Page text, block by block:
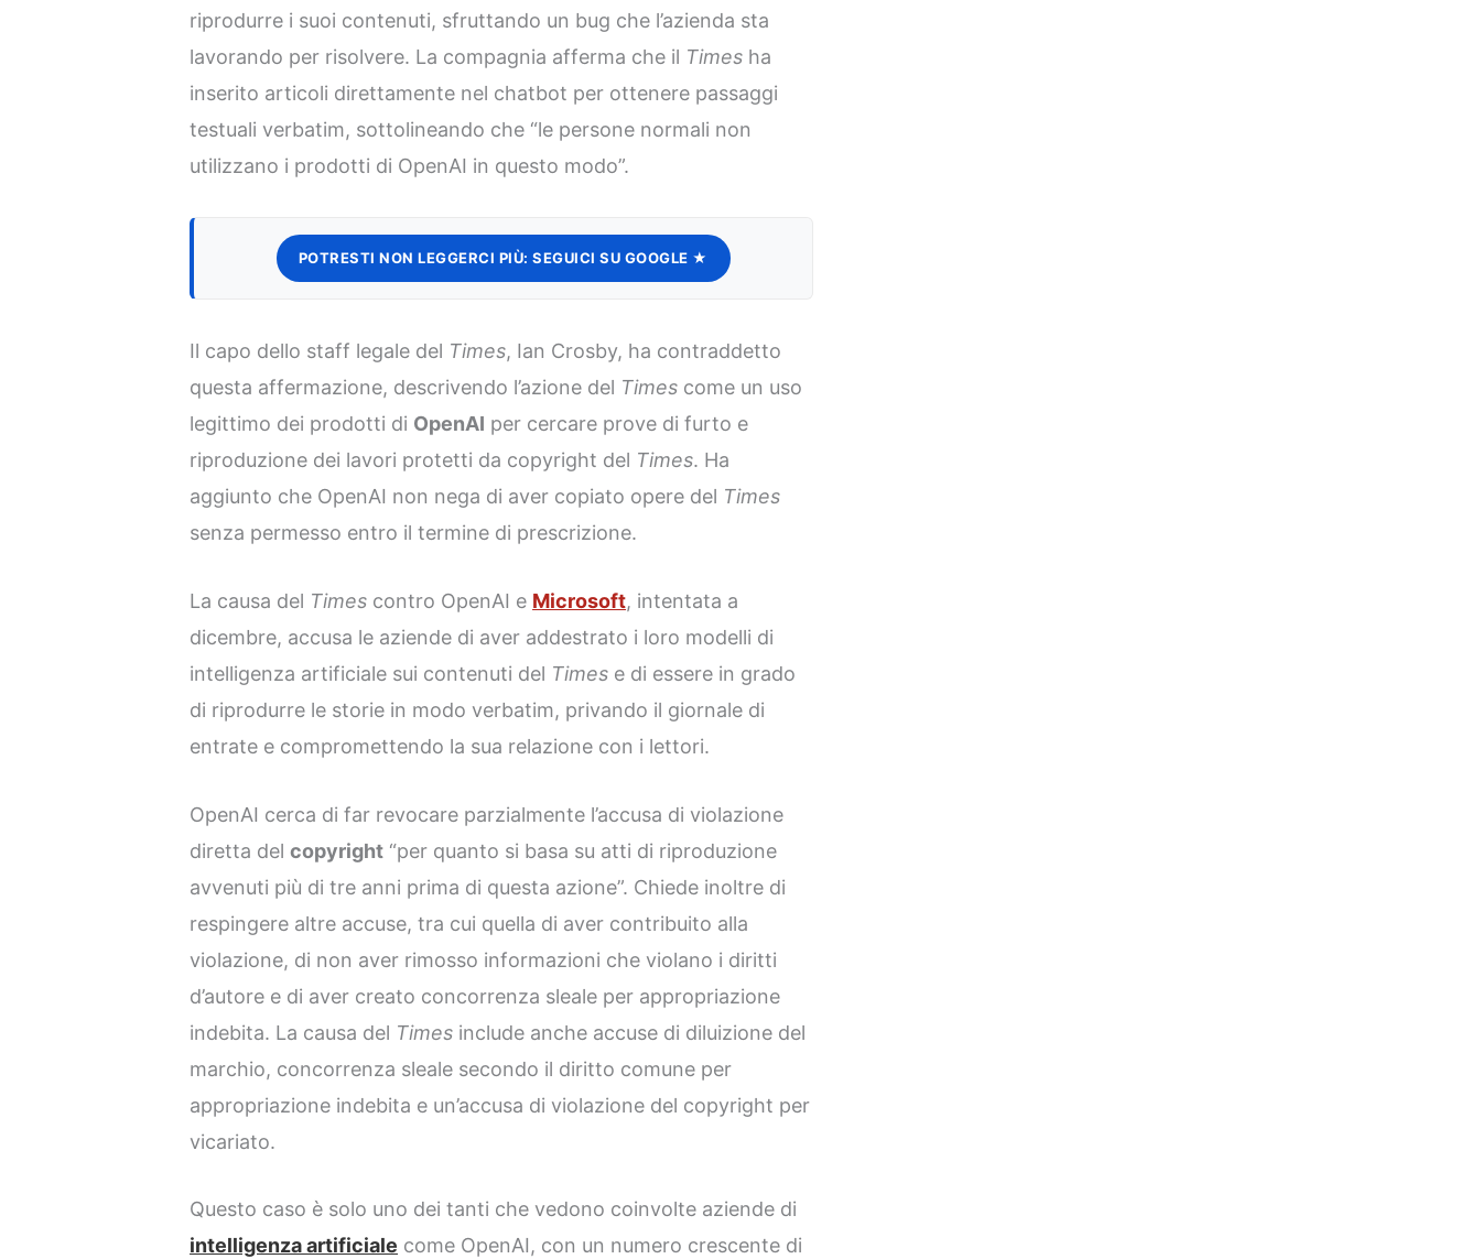
riprodurre i suoi contenuti, sfruttando un bug che l’azienda sta
lavorando per risolvere. La compagnia afferma che il Times ha
inserito articoli direttamente nel chatbot per ottenere passaggi
testuali verbatim, sottolineando che “le persone normali non
utilizzano i prodotti di OpenAI in questo modo”.
POTRESTI NON LEGGERCI PIÙ: SEGUICI SU GOOGLE ★
Il capo dello staff legale del Times, Ian Crosby, ha contraddetto
questa affermazione, descrivendo l’azione del Times come un uso
legittimo dei prodotti di OpenAI per cercare prove di furto e
riproduzione dei lavori protetti da copyright del Times. Ha
aggiunto che OpenAI non nega di aver copiato opere del Times
senza permesso entro il termine di prescrizione.
La causa del Times contro OpenAI e Microsoft, intentata a
dicembre, accusa le aziende di aver addestrato i loro modelli di
intelligenza artificiale sui contenuti del Times e di essere in grado
di riprodurre le storie in modo verbatim, privando il giornale di
entrate e compromettendo la sua relazione con i lettori.
OpenAI cerca di far revocare parzialmente l’accusa di violazione
diretta delcopyright “per quanto si basa su atti di riproduzione
avvenuti più di tre anni prima di questa azione”. Chiede inoltre di
respingere altre accuse, tra cui quella di aver contribuito alla
violazione, di non aver rimosso informazioni che violano i diritti
d’autore e di aver creato concorrenza sleale per appropriazione
indebita. La causa del Times include anche accuse di diluizione del
marchio, concorrenza sleale secondo il diritto comune per
appropriazione indebita e un’accusa di violazione del copyright per
vicariato.
Questo caso è solo uno dei tanti che vedono coinvolte aziende di
intelligenza artificiale come OpenAI, con un numero crescente di